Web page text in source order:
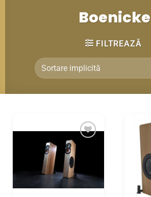
Boenicke
FILTREAZĂ
WISHLIST